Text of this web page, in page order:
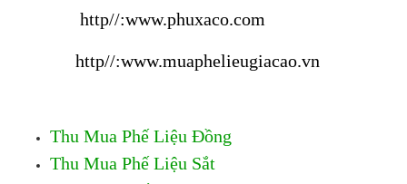
http//:www.phuxaco.com
http//:www.muaphelieugiacao.vn
Thu Mua Phế Liệu Đồng
Thu Mua Phế Liệu Sắt